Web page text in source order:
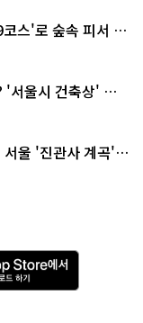
스'로 숲속 피서 떠
'서울시 건축상' 수
울 '진관사 계곡'이
A
p
p